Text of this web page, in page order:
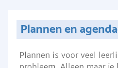
Plannen en
Plannen is voor veel